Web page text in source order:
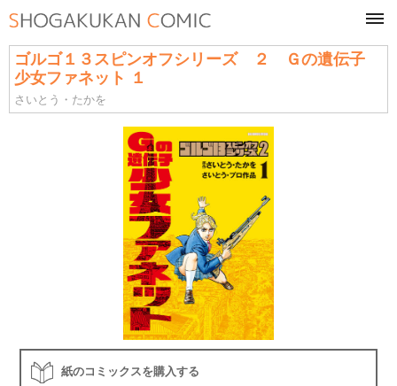
ゴルゴ１３スピンオフシリーズ ２ Ｇの遺伝子
少女ファネット １
さいとう・たかを
紙のコミックスを購入する